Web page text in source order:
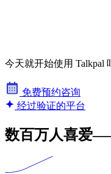
今天就开始使用 Talkpal
免费预约咨询
经过验证的平台
数百万人喜爱